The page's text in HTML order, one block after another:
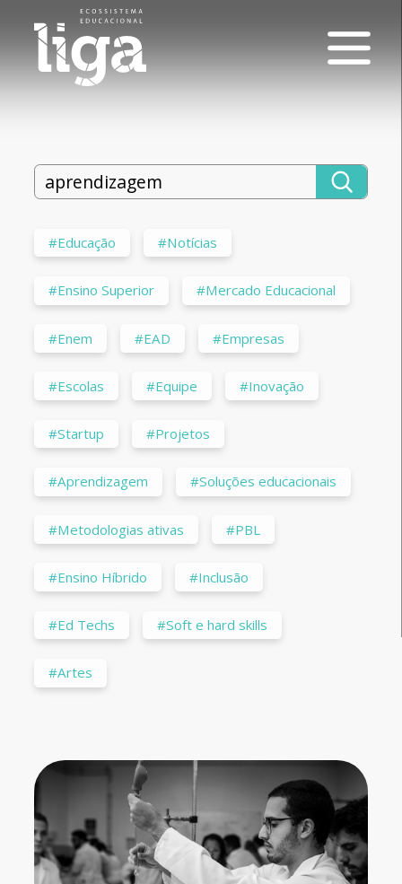
#Educação #Notícias
#Ensino Superior #Mercado Educacional
#Enem #EAD #Empresas
#Escolas #Equipe #Inovação
#Startup #Projetos
#Aprendizagem #Soluções educacionais
#Metodologias ativas #PBL
#Ensino Híbrido #Inclusão
#Ed Techs #Soft e hard skills
#Artes